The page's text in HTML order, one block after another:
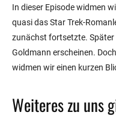
In dieser Episode widmen
quasi das Star Trek-
zunächst fortsetzte. Später
Goldmann erscheinen.
widmen wir einen kurzen
Weiteres zu uns